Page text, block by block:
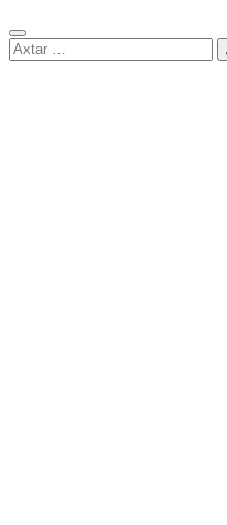
Axtarış: